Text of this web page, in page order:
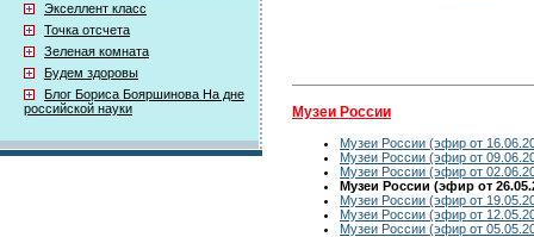
Экселлент класс
Точка отсчета
Зеленая комната
Будем здоровы
Блог Бориса Бояршинова На дне
российской науки
Музеи России
Музеи России (эфир от
Музеи России (эфир от
Музеи России (эфир от
Музеи России (эфир от
Музеи России (эфир от
Музеи России (эфир от
Музеи России (эфир от